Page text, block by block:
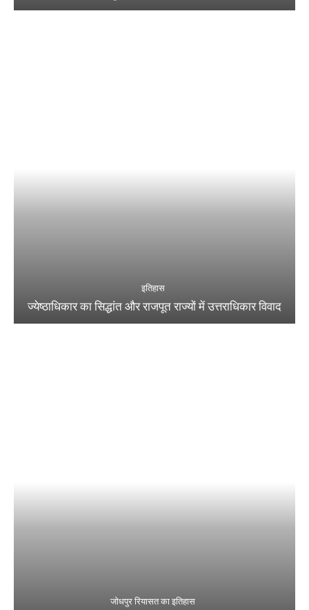
इतिहास
ज्येष्ठाधिकार का सिद्धांत और राजपूत राज्यों में उत्तराधिकार विवाद
जोधपुर रियासत का इतिहास